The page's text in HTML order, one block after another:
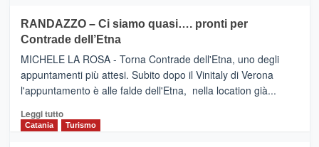
IL
NUOVO
SUMMER
CLUB
VIAGRANDE
(Ct)
–
Benanti
presenta
“Vino
&
Cultura
RANDAZZO – Ci siamo quasi…. pronti per
Contrade dell’Etna
MICHELE LA ROSA - Torna Contrade dell'Etna, uno degli
appuntamenti più attesi. Subito dopo il Vinitaly di Verona
l'appuntamento è alle falde dell'Etna, nella location già...
Leggi tuttoLeggi
di
Catania Turismo